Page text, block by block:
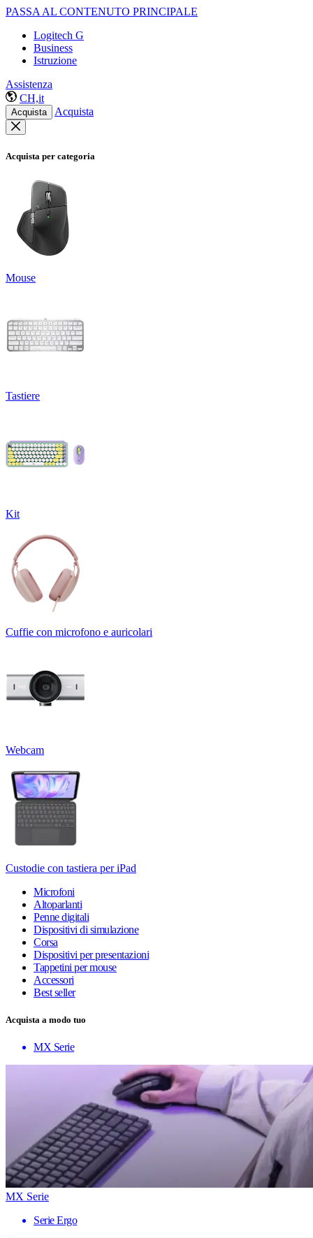
PASSA AL CONTENUTO PRINCIPALE
Logitech G
Business
Istruzione
Assistenza
CH,it
Acquista Acquista
Acquista per categoria
Mouse
Tastiere
Kit
Cuffie con microfono e auricolari
Webcam
Custodie con tastiera per iPad
Microfoni
Altoparlanti
Penne digitali
Dispositivi di simulazione
Corsa
Dispositivi per presentazioni
Tappetini per mouse
Accessori
Best seller
Acquista a modo tuo
MX Serie
MX Serie
Serie Ergo